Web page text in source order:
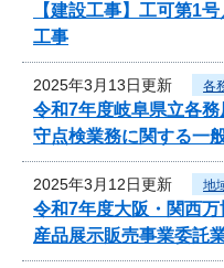
【建設工事】工可第1
工事
2025年3月13日更新 各
令和7年度岐阜県立各
守点検業務に関する一
2025年3月12日更新 地
令和7年度大阪・関西
産品展示販売事業委託